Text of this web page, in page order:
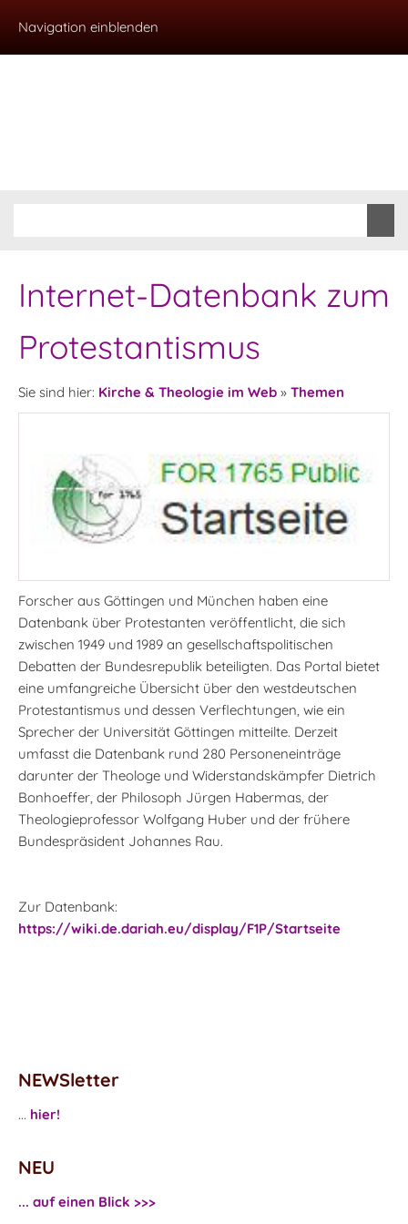
Navigation einblenden
Internet-Datenbank zum
Protestantismus
Sie sind hier: Kirche & Theologie im Web » Themen
Forscher aus Göttingen und München haben eine
Datenbank über Protestanten veröffentlicht, die sich
zwischen 1949 und 1989 an gesellschaftspolitischen
Debatten der Bundesrepublik beteiligten. Das Portal bietet
eine umfangreiche Übersicht über den westdeutschen
Protestantismus und dessen Verflechtungen, wie ein
Sprecher der Universität Göttingen mitteilte. Derzeit
umfasst die Datenbank rund 280 Personeneinträge
darunter der Theologe und Widerstandskämpfer Dietrich
Bonhoeffer, der Philosoph Jürgen Habermas, der
Theologieprofessor Wolfgang Huber und der frühere
Bundespräsident Johannes Rau.
Zur Datenbank:
https://wiki.de.dariah.eu/display/F1P/Startseite
NEWSletter
... hier!
NEU
... auf einen Blick >>>